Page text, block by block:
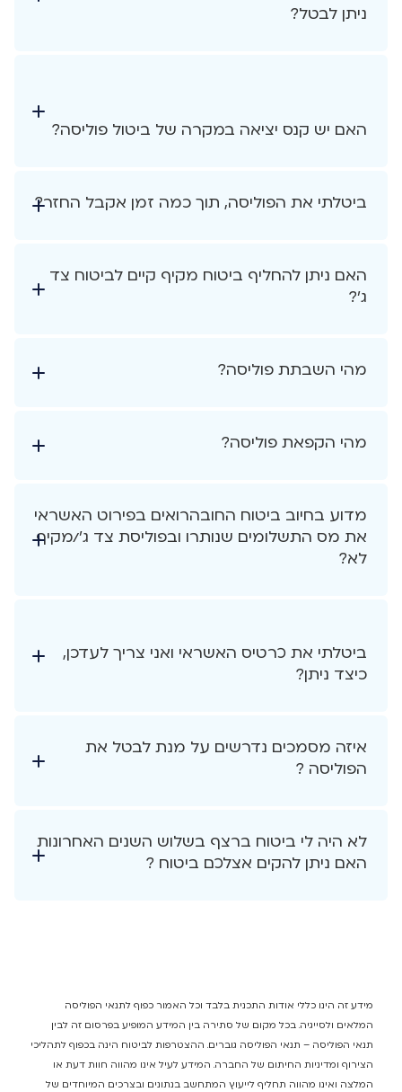
ניתן לבטל?
האם יש קנס יציאה במקרה של ביטול פוליסה?
ביטלתי את הפוליסה, תוך כמה זמן אקבל החזר?
האם ניתן להחליף ביטוח מקיף קיים לביטוח צד
ג'?
מהי השבתת פוליסה?
מהי הקפאת פוליסה?
מדוע בחיוב ביטוח החובהרואים בפירוט האשראי
את מס התשלומים שנותרו ובפוליסת צד ג'/מקיף
לא?
ביטלתי את כרטיס האשראי ואני צריך לעדכן,
כיצד ניתן?
איזה מסמכים נדרשים על מנת לבטל את
הפוליסה ?
לא היה לי ביטוח ברצף בשלוש השנים האחרונות
האם ניתן להקים אצלכם ביטוח ?
מידע זה הינו כללי אודות התכנית בלבד וכל האמור כפוף לתנאי הפוליסה
המלאים ולסייגיה. בכל מקום של סתירה בין המידע המופיע בפרסום זה לבין
תנאי הפוליסה – תנאי הפוליסה גוברים. ההצטרפות לביטוח הינה בכפוף לתהליכי
הצירוף ומדיניות החיתום של החברה. המידע לעיל אינו מהווה חוות דעת או
המלצה ואינו מהווה תחליף לייעוץ המתחשב בנתונים ובצרכים המיוחדים של